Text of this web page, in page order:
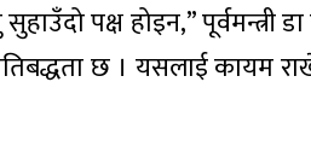
पक्ष होइन,” पूर्वमन्त्री
छ । यसलाई कायम